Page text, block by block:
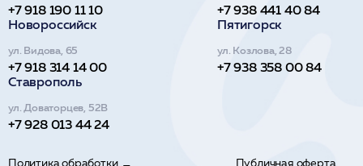
+7 918 190 11 10
+7 938 441 40 84
Новороссийск
ул. Видова, 65
+7 918 314 14 00
Пятигорск
ул. Козлова, 28
+7 938 358 00 84
Ставрополь
ул. Доваторцев, 52В
+7 928 013 44 24
Политика обработки Публичная оферта